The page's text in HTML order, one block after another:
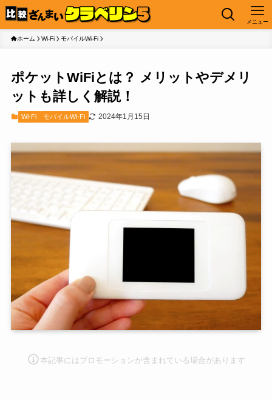
メニュー
ホーム Wi-Fi モバイルWi-Fi
ポケットWiFiとは？ メリットやデメリ
ットも詳しく解説！
Wi-Fi モバイルWi-Fi 2024年1月15日
本記事にはプロモーションが含まれている場合があります